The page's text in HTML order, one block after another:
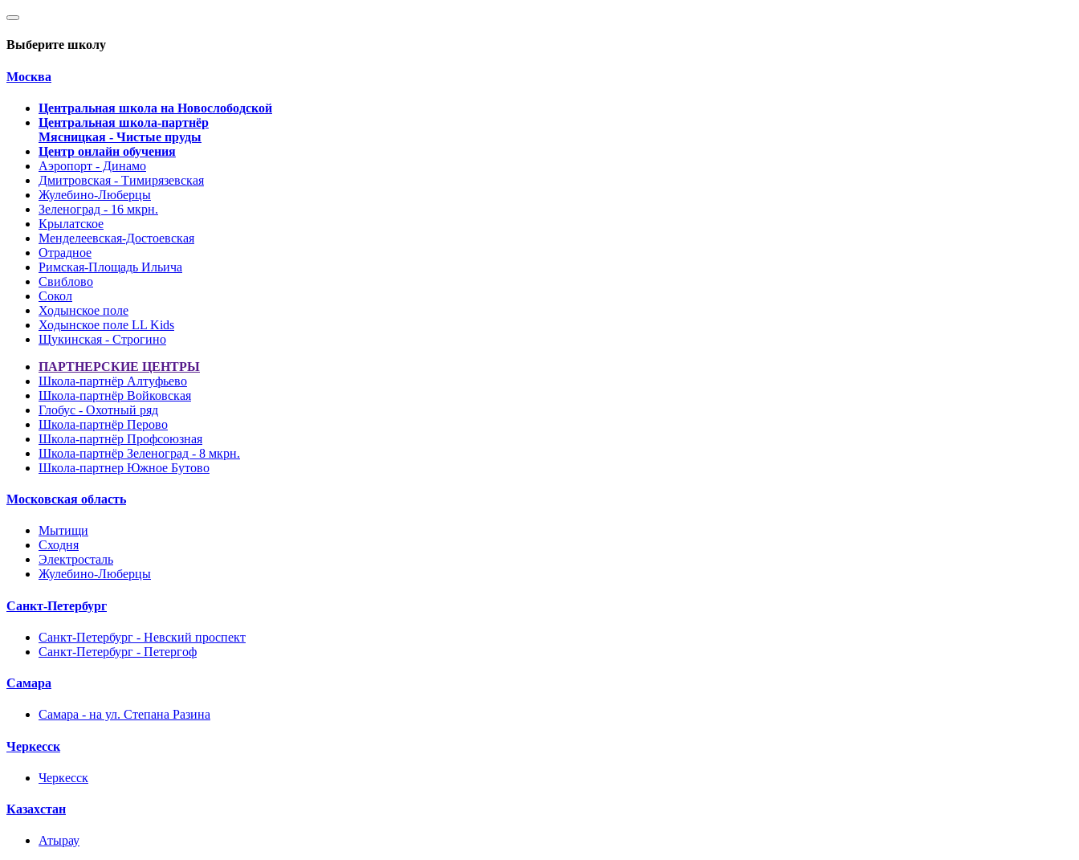
Выберите школу
Москва
Центральная школа на Новослободской
Центральная школа-партнёр
Мясницкая - Чистые пруды
Центр онлайн обучения
Аэропорт - Динамо
Дмитровская - Тимирязевская
Жулебино-Люберцы
Зеленоград - 16 мкрн.
Крылатское
Менделеевская-Достоевская
Отрадное
Римская-Площадь Ильича
Свиблово
Сокол
Ходынское поле
Ходынское поле LL Kids
Щукинская - Строгино
ПАРТНЕРСКИЕ ЦЕНТРЫ
Школа-партнёр Алтуфьево
Школа-партнёр Войковская
Глобус - Охотный ряд
Школа-партнёр Перово
Школа-партнёр Профсоюзная
Школа-партнёр Зеленоград - 8 мкрн.
Школа-партнер Южное Бутово
Московская область
Мытищи
Сходня
Электросталь
Жулебино-Люберцы
Санкт-Петербург
Санкт-Петербург - Невский проспект
Санкт-Петербург - Петергоф
Самара
Самара - на ул. Степана Разина
Черкесск
Черкесск
Казахстан
Атырау